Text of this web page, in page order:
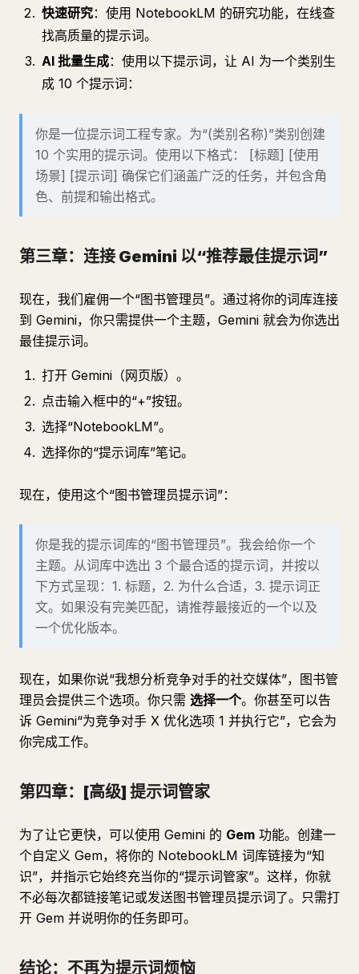
快速研究：使用 NotebookLM 的研究功能，在线查
找高质量的提示词。
AI 批量生成：使用以下提示词，让 AI 为一个类别生
成 10 个提示词：
你是一位提示词工程专家。为“(类别名称)”类别创建
10 个实用的提示词。使用以下格式： [标题] [使用
场景] [提示词] 确保它们涵盖广泛的任务，并包含角
色、前提和输出格式。
第三章：连接 Gemini 以“推荐最佳提示词”
现在，我们雇佣一个“图书管理员”。通过将你的词库连接
到 Gemini，你只需提供一个主题，Gemini 就会为你选出
最佳提示词。
打开 Gemini（网页版）。
点击输入框中的“+”按钮。
选择“NotebookLM”。
选择你的“提示词库”笔记。
现在，使用这个“图书管理员提示词”：
你是我的提示词库的“图书管理员”。我会给你一个
主题。从词库中选出 3 个最合适的提示词，并按以
下方式呈现：1. 标题，2. 为什么合适，3. 提示词正
文。如果没有完美匹配，请推荐最接近的一个以及
一个优化版本。
现在，如果你说“我想分析竞争对手的社交媒体”，图书管
理员会提供三个选项。你只需 选择一个。你甚至可以告
诉 Gemini“为竞争对手 X 优化选项 1 并执行它”，它会为
你完成工作。
第四章：[高级] 提示词管家
为了让它更快，可以使用 Gemini 的 Gem 功能。创建一
个自定义 Gem，将你的 NotebookLM 词库链接为“知
识”，并指示它始终充当你的“提示词管家”。这样，你就
不必每次都链接笔记或发送图书管理员提示词了。只需打
开 Gem 并说明你的任务即可。
结论：不再为提示词烦恼